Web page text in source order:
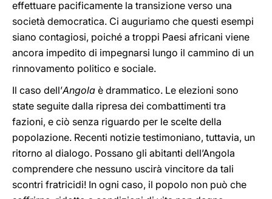
effettuare pacificamente la transizione verso una
società democratica. Ci auguriamo che questi esempi
siano contagiosi, poiché a troppi Paesi africani viene
ancora impedito di impegnarsi lungo il cammino di un
rinnovamento politico e sociale.
Il caso dell’Angola è drammatico. Le elezioni sono
state seguite dalla ripresa dei combattimenti tra
fazioni, e ciò senza riguardo per le scelte della
popolazione. Recenti notizie testimoniano, tuttavia, un
ritorno al dialogo. Possano gli abitanti dell’Angola
comprendere che nessuno uscirà vincitore da tali
scontri fratricidi! In ogni caso, il popolo non può che